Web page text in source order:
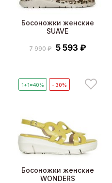
Босоножки женские
SUAVE
7 990 ₽ 5 593 ₽
1+1=40% - 30%
Босоножки женские
WONDERS